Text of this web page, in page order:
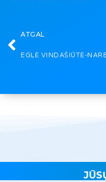
ATGAL
EGLĖ VINDAŠIŪTĖ-